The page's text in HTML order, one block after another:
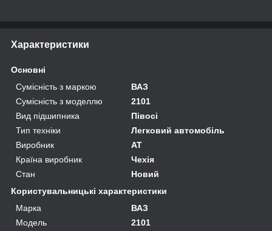
Характеристики
Основні
Сумісність з маркою
ВАЗ
Сумісність з моделлю
2101
Вид підшипника
Півосі
Тип техніки
Легковий автомобіль
Виробник
AT
Країна виробник
Чехія
Стан
Новий
Користувальницькі характеристики
Марка
ВАЗ
Модель
2101